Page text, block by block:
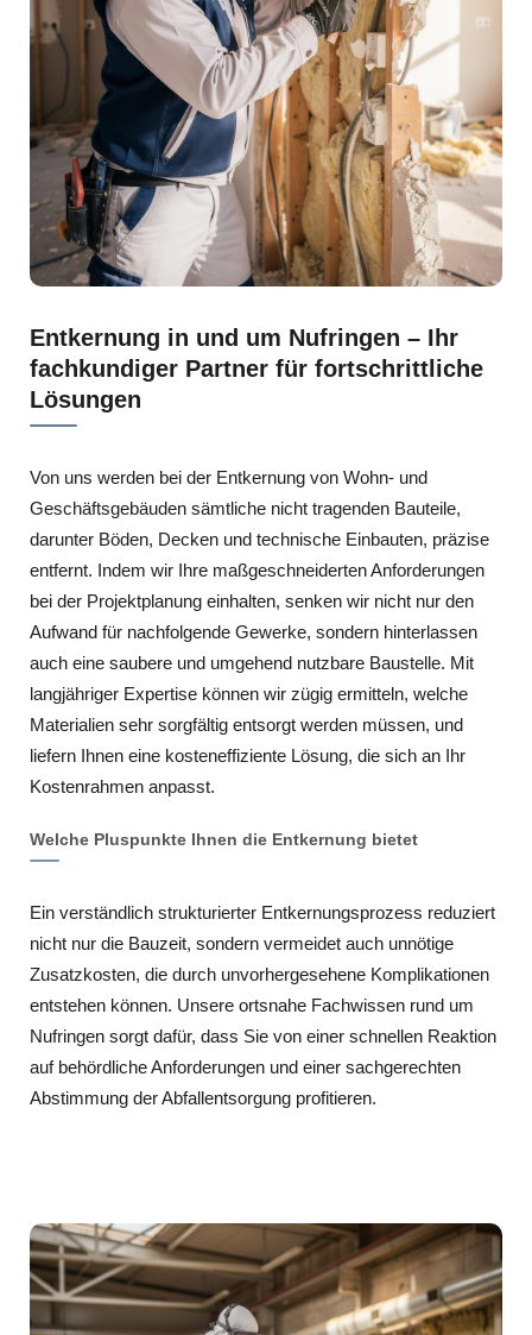
Entkernung in und um Nufringen – Ihr
fachkundiger Partner für fortschrittliche
Lösungen
Von uns werden bei der Entkernung von Wohn- und
Geschäftsgebäuden sämtliche nicht tragenden Bauteile,
darunter Böden, Decken und technische Einbauten, präzise
entfernt. Indem wir Ihre maßgeschneiderten Anforderungen
bei der Projektplanung einhalten, senken wir nicht nur den
Aufwand für nachfolgende Gewerke, sondern hinterlassen
auch eine saubere und umgehend nutzbare Baustelle. Mit
langjähriger Expertise können wir zügig ermitteln, welche
Materialien sehr sorgfältig entsorgt werden müssen, und
liefern Ihnen eine kosteneffiziente Lösung, die sich an Ihr
Kostenrahmen anpasst.
Welche Pluspunkte Ihnen die Entkernung bietet
Ein verständlich strukturierter Entkernungsprozess reduziert
nicht nur die Bauzeit, sondern vermeidet auch unnötige
Zusatzkosten, die durch unvorhergesehene Komplikationen
entstehen können. Unsere ortsnahe Fachwissen rund um
Nufringen sorgt dafür, dass Sie von einer schnellen Reaktion
auf behördliche Anforderungen und einer sachgerechten
Abstimmung der Abfallentsorgung profitieren.